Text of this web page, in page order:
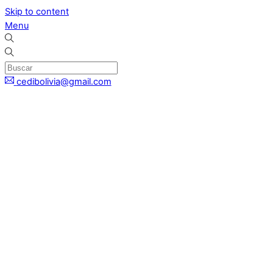
Skip to content
Menu
cedibolivia@gmail.com